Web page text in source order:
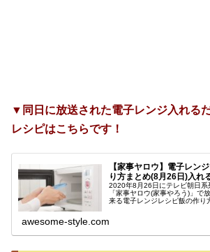
▼同日に放送された電子レンジ入れる
レシピはこちらです！
【家事ヤロウ】電子レン
り方まとめ(8月26日)入れ
2020年8月26日にテレビ朝日系
「家事ヤロウ(家事やろう)」で
来る電子レンジレシピ飯の作り
awesome-style.com